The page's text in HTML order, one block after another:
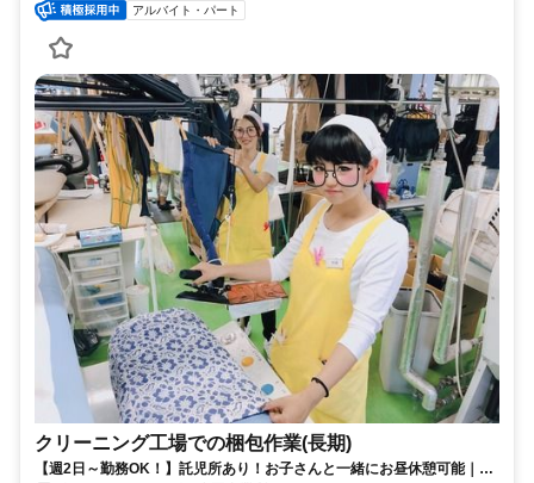
アルバイト・パート
クリーニング工場での梱包作業(長期)
【週2日～勤務OK！】託児所あり！お子さんと一緒にお昼休憩可能｜未